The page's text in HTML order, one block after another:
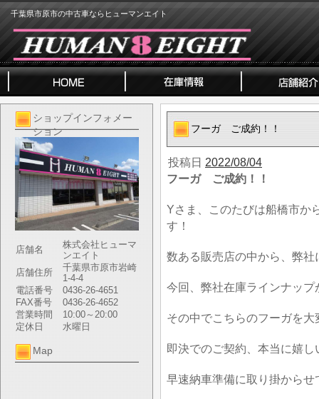
千葉県市原市の中古車ならヒューマンエイト
ショップインフォメー
ション
店舗名
株式会社ヒューマ
ンエイト
店舗住所
千葉県市原市岩崎
1-4-4
電話番号
0436-26-4651
FAX番号
0436-26-4652
営業時間
10:00～20:00
定休日
水曜日
Map
フーガ ご成約！！
投稿日 2022/08/04
フーガ ご成約！！
Yさま、このたびは船橋市か
す！
数ある販売店の中から、弊
今回、弊社在庫ラインナッ
その中でこちらのフーガを
即決でのご契約、本当に嬉し
早速納車準備に取り掛からせ